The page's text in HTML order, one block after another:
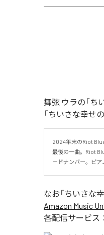
舞弦 ウラの「ち
「ちいさな幸せ
2024年末のRiot
最後の一曲。Riot
ードナンバー。ピア
なお「ちいさな
Amazon Music
各配信サービス